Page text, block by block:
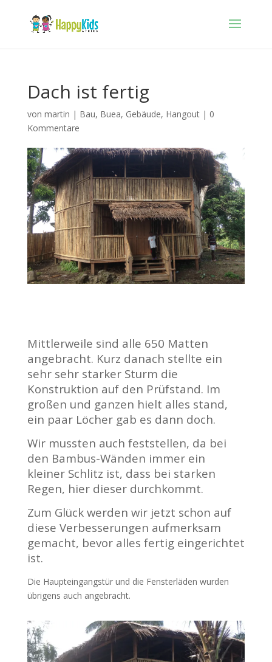
Dach ist fertig
von martin | Bau, Buea, Gebäude, Hangout| 0
Kommentare
Mittlerweile sind alle 650 Matten
angebracht. Kurz danach stellte ein
sehr sehr starker Sturm die
Konstruktion auf den Prüfstand. Im
großen und ganzen hielt alles stand,
ein paar Löcher gab es dann doch.
Wir mussten auch feststellen, da bei
den Bambus-Wänden immer ein
kleiner Schlitz ist, dass bei starken
Regen, hier dieser durchkommt.
Zum Glück werden wir jetzt schon auf
diese Verbesserungen aufmerksam
gemacht, bevor alles fertig eingerichtet
ist.
Die Haupteingangstür und die Fensterläden wurden
übrigens auch angebracht.